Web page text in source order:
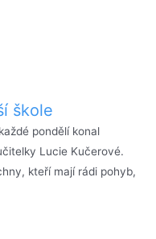
škole
pondělí konal
Lucie Kučerové.
kteří mají rádi pohyb,